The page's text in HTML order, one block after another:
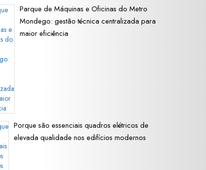
Parque de Máquinas e Oficinas do Metro
Mondego: gestão técnica centralizada para
maior eficiência
Porque são essenciais quadros elétricos de
elevada qualidade nos edifícios modernos